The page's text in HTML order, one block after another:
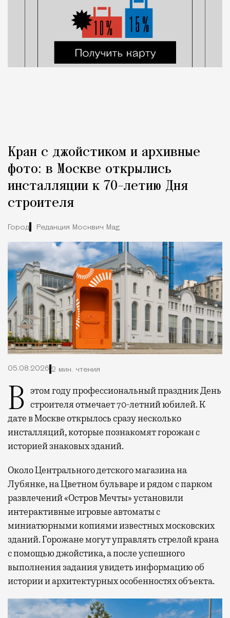
Кран с джойстиком и архивные
фото: в Москве открылись
инсталляции к 70-летию Дня
строителя
Город Редакция Москвич Mag
05.08.2026 2 мин. чтения
В этом году профессиональный праздник День строителя отмечает 70-летний юбилей. К
дате в Москве открылось сразу несколько
инсталляций, которые познакомят горожан с
историей знаковых зданий.
Около Центрального детского магазина на
Лубянке, на Цветном бульваре и рядом с парком
развлечений «Остров Мечты» установили
интерактивные игровые автоматы с
миниатюрными копиями известных московских
зданий. Горожане могут управлять стрелой крана
с помощью джойстика, а после успешного
выполнения задания увидеть информацию об
истории и архитектурных особенностях объекта.